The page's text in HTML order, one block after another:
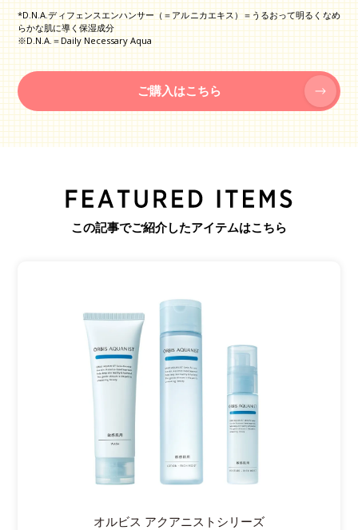
*D.N.A.ディフェンスエンハンサー（＝アルニカエキス）＝うるおって明るくなめ
らかな肌に導く保湿成分
※D.N.A.＝Daily Necessary Aqua
ご購入はこちら
この記事でご紹介したアイテムはこちら
オルビス アクアニストシリーズ